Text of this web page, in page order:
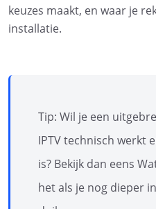
keuzes maakt, en waar je
installatie.
Tip: Wil je een
IPTV technisch werkt
is? Bekijk dan eens
het als je nog dieper